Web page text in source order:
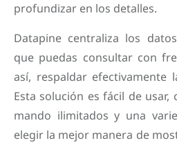
profundizar en los detalles.
Datapine centraliza los
que puedas consultar con
así, respaldar efectivamente
Esta solución es fácil de
mando ilimitados y una
elegir la mejor manera de